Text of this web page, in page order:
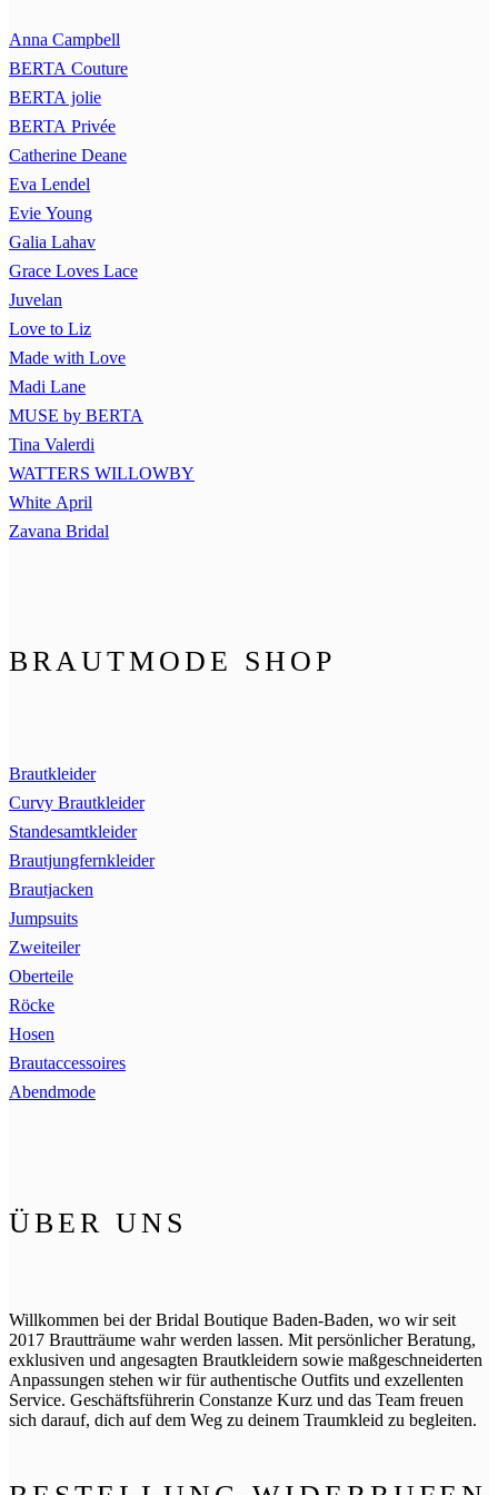
Anna Campbell
BERTA Couture
BERTA jolie
BERTA Privée
Catherine Deane
Eva Lendel
Evie Young
Galia Lahav
Grace Loves Lace
Juvelan
Love to Liz
Made with Love
Madi Lane
MUSE by BERTA
Tina Valerdi
WATTERS WILLOWBY
White April
Zavana Bridal
BRAUTMODE SHOP
Brautkleider
Curvy Brautkleider
Standesamtkleider
Brautjungfernkleider
Brautjacken
Jumpsuits
Zweiteiler
Oberteile
Röcke
Hosen
Brautaccessoires
Abendmode
ÜBER UNS
Willkommen bei der Bridal Boutique Baden-Baden, wo wir seit
2017 Brautträume wahr werden lassen. Mit persönlicher Beratung,
exklusiven und angesagten Brautkleidern sowie maßgeschneiderten
Anpassungen stehen wir für authentische Outfits und exzellenten
Service. Geschäftsführerin Constanze Kurz und das Team freuen
sich darauf, dich auf dem Weg zu deinem Traumkleid zu begleiten.